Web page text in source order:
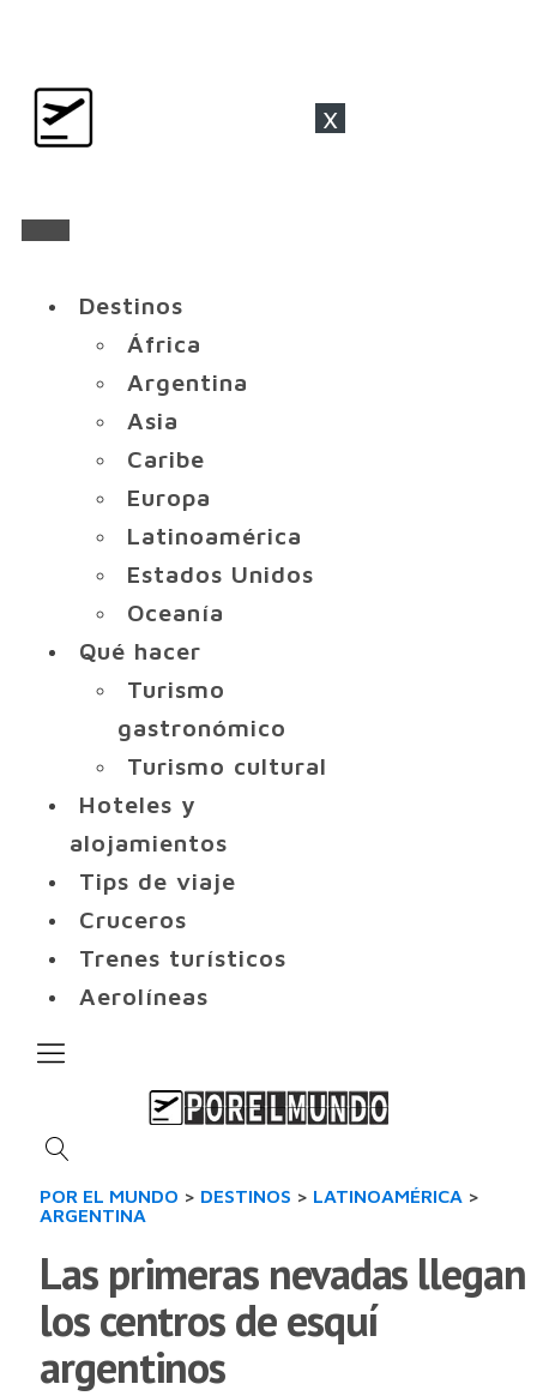
x
Destinos
África
Argentina
Asia
Caribe
Europa
Latinoamérica
Estados Unidos
Oceanía
Qué hacer
Turismo
gastronómico
Turismo cultural
Hoteles y
alojamientos
Tips de viaje
Cruceros
Trenes turísticos
Aerolíneas
POR EL MUNDO > DESTINOS > LATINOAMÉRICA >
ARGENTINA
Las primeras nevadas llegan
los centros de esquí
argentinos